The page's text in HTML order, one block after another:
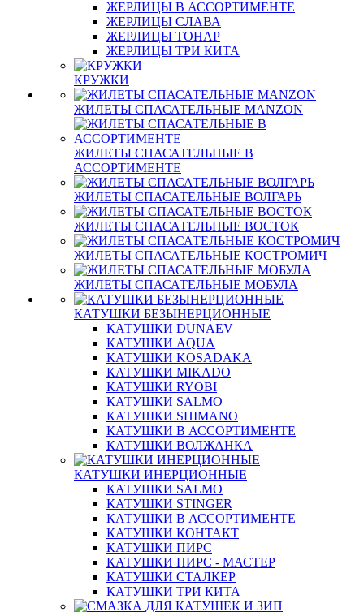
ЖЕРЛИЦЫ В АССОРТИМЕНТЕ
ЖЕРЛИЦЫ СЛАВА
ЖЕРЛИЦЫ ТОНАР
ЖЕРЛИЦЫ ТРИ КИТА
КРУЖКИ
ЖИЛЕТЫ СПАСАТЕЛЬНЫЕ MANZON
ЖИЛЕТЫ СПАСАТЕЛЬНЫЕ В
АССОРТИМЕНТЕ
ЖИЛЕТЫ СПАСАТЕЛЬНЫЕ ВОЛГАРЬ
ЖИЛЕТЫ СПАСАТЕЛЬНЫЕ ВОСТОК
ЖИЛЕТЫ СПАСАТЕЛЬНЫЕ КОСТРОМИЧ
ЖИЛЕТЫ СПАСАТЕЛЬНЫЕ МОБУЛА
КАТУШКИ БЕЗЫНЕРЦИОННЫЕ
КАТУШКИ DUNAEV
КАТУШКИ AQUA
КАТУШКИ KOSADAKA
КАТУШКИ MIKADO
КАТУШКИ RYOBI
КАТУШКИ SALMO
КАТУШКИ SHIMANO
КАТУШКИ В АССОРТИМЕНТЕ
КАТУШКИ ВОЛЖАНКА
КАТУШКИ ИНЕРЦИОННЫЕ
КАТУШКИ SALMO
КАТУШКИ STINGER
КАТУШКИ В АССОРТИМЕНТЕ
КАТУШКИ КОНТАКТ
КАТУШКИ ПИРС
КАТУШКИ ПИРС - МАСТЕР
КАТУШКИ СТАЛКЕР
КАТУШКИ ТРИ КИТА